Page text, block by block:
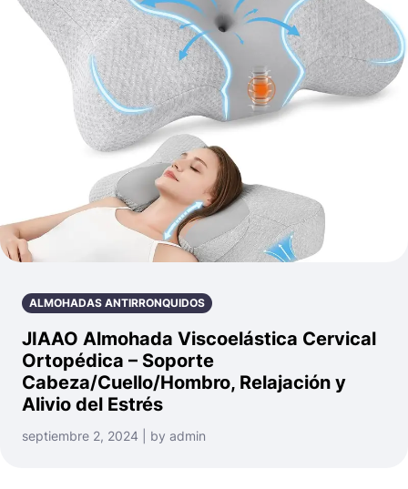
ALMOHADAS ANTIRRONQUIDOS
JIAAO Almohada Viscoelástica Cervical
Ortopédica – Soporte
Cabeza/Cuello/Hombro, Relajación y
Alivio del Estrés
septiembre 2, 2024 | by admin